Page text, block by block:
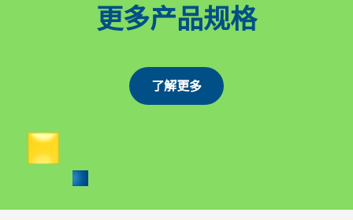
更多产品规格
了解更多